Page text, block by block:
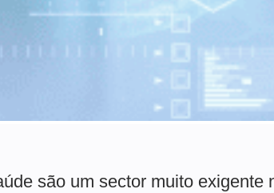
são um sector muito exigente